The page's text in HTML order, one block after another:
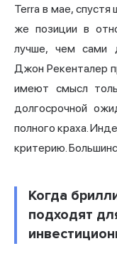
Terra в мае,
же позиции в
лучше, чем сами
Джон Рекенталер
имеют смысл
долгосрочной
полного краха.
критерию.
Когда
подходят